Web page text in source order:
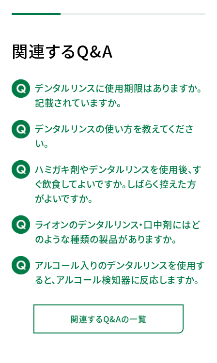
関連するQ&A
デンタルリンスに使用期限はありますか。
記載されていますか。
デンタルリンスの使い方を教えてくださ
い。
ハミガキ剤やデンタルリンスを使用後、す
ぐ飲食してよいですか。しばらく控えた方
がよいですか。
ライオンのデンタルリンス・口中剤にはど
のような種類の製品がありますか。
アルコール入りのデンタルリンスを使用す
ると、アルコール検知器に反応しますか。
関連するQ&Aの一覧